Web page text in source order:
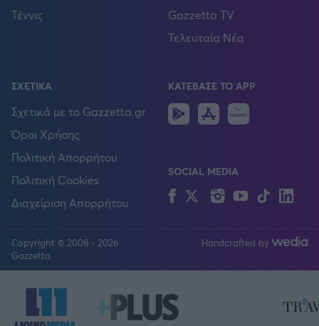
Τέννις
Gazzetta TV
Τελευταία Νέα
ΣΧΕΤΙΚΑ
Σχετικά με το Gazzetta.gr
Όροι Χρήσης
Πολιτική Απορρήτου
Πολιτική Cookies
Διαχείριση Απορρήτου
ΚΑΤΕΒΑΣΕ ΤΟ APP
Android
IOS
SOCIAL MEDIA
FacebookTwitterInstagram
YouTubeTikTok
Copyright © 2008 - 2026
Gazzetta
Handcrafted by